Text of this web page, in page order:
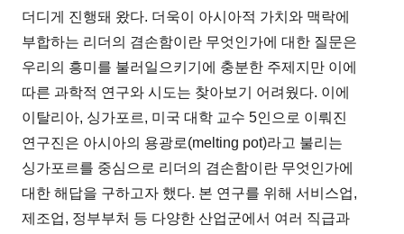
더디게 진행돼 왔다. 더욱이 아시아적 가치와 맥락에
부합하는 리더의 겸손함이란 무엇인가에 대한 질문은
우리의 흥미를 불러일으키기에 충분한 주제지만 이에
따른 과학적 연구와 시도는 찾아보기 어려웠다. 이에
이탈리아, 싱가포르, 미국 대학 교수 5인으로 이뤄진
연구진은 아시아의 용광로(melting pot)라고 불리는
싱가포르를 중심으로 리더의 겸손함이란 무엇인가에
대한 해답을 구하고자 했다. 본 연구를 위해 서비스업,
제조업, 정부부처 등 다양한 산업군에서 여러 직급과